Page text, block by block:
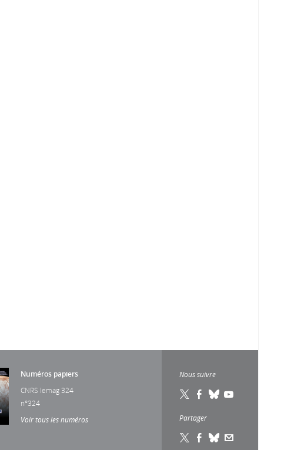
Numéros papiers
CNRS lemag 324
n°324
Voir tous les numéros
Nous suivre
Partager